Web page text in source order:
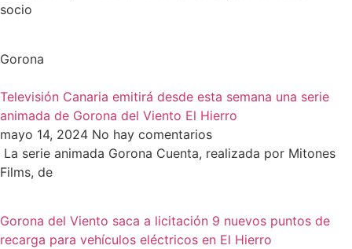
socio
Gorona
Televisión Canaria emitirá desde esta semana una serie
animada de Gorona del Viento El Hierro
mayo 14, 2024 No hay comentarios
La serie animada Gorona Cuenta, realizada por Mitones
Films, de
Gorona del Viento saca a licitación 9 nuevos puntos de
recarga para vehículos eléctricos en El Hierro